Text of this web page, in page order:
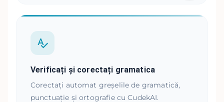
Verificați și corectați gramatica
Corectați automat greșelile de gramatică,
punctuație și ortografie cu CudekAI.